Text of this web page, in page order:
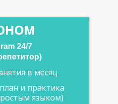
24/7
в месяц
и практика
языком)